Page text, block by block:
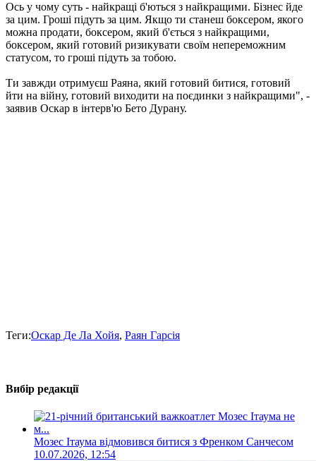
Ось у чому суть - найкращі б'ються з найкращими. Бізнес йде
за цим. Гроші підуть за цим. Якщо ти станеш боксером, якого
можна продати, боксером, який б'ється з найкращими,
боксером, який готовий ризикувати своїм непереможним
статусом, то гроші підуть за тобою.
Ти завжди отримуєш Раяна, який готовий битися, готовий
йти на війну, готовий виходити на поєдинки з найкращими", -
заявив Оскар в інтерв'ю Бето Дурану.
Теги:Оскар Де Ла Хойя, Раян Гарсія
Вибір редакції
Мозес Ітаума відмовився битися з Френком Санчесом
10.07.2026, 12:54